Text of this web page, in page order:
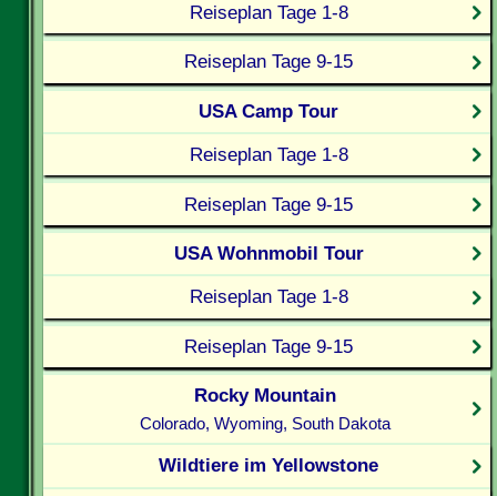
Reiseplan Tage 1-8
Reiseplan Tage 9-15
USA Camp Tour
Reiseplan Tage 1-8
Reiseplan Tage 9-15
USA Wohnmobil Tour
Reiseplan Tage 1-8
Reiseplan Tage 9-15
Rocky Mountain
Colorado, Wyoming, South Dakota
Wildtiere im Yellowstone